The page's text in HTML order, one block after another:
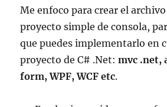
Me enfoco para crear el archivo
proyecto simple de consola,
que puedes implementarlo en
proyecto de C# .Net:mvc .net,
form, WPF, WCF etc.